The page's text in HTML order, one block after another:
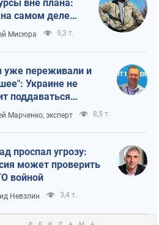
вне плана:
на самом деле
темп войны
Мисюра 9,3 т.
переживали и
Украине не
поддаваться
из-за
террора
Марченко, эксперт 8,5 т.
проспал угрозу:
может проверить
войной
Невзлин 3,4 т.